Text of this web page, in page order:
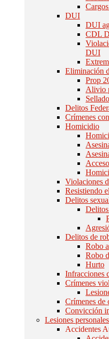
DUI
DUI
CDL
DUI
Eliminación
Prop
Alivio
Delitos
Crímenes
Homicidio
Violaciones
Resistiendo
Delitos
Delitos de
Robo
Robo
Hurto
Infracciones
Crímenes
Crímenes de
Convicción
Lesiones personales
Accidentes